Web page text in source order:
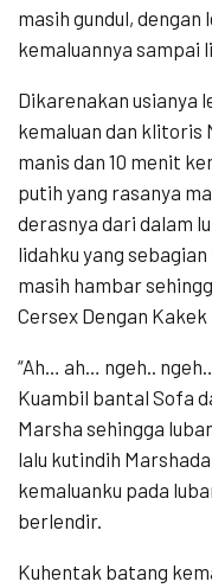
masih gundul, dengan
kemaluannya sampai
Dikarenakan usianya
kemaluan dan klitoris
manis dan 10 menit
putih yang rasanya
derasnya dari dalam
lidahku yang
masih hambar
Cersex Dengan Kakek
“Ah… ah… ngeh..
Kuambil bantal Sofa
Marsha sehingga
lalu kutindih
kemaluanku pada
berlendir.
Kuhentak batang